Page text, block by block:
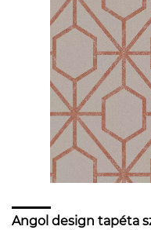
Angol design tapéta